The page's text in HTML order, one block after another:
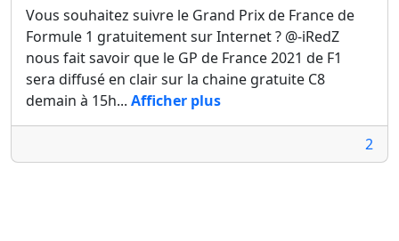
Vous souhaitez suivre le Grand Prix de France de
Formule 1 gratuitement sur Internet ? @-iRedZ
nous fait savoir que le GP de France 2021 de F1
sera diffusé en clair sur la chaine gratuite C8
demain à 15h... Afficher plus
2